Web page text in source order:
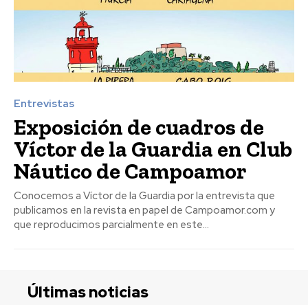
Entrevistas
Exposición de cuadros de
Víctor de la Guardia en Club
Náutico de Campoamor
Conocemos a Víctor de la Guardia por la entrevista que
publicamos en la revista en papel de Campoamor.com y
que reproducimos parcialmente en este...
Últimas noticias